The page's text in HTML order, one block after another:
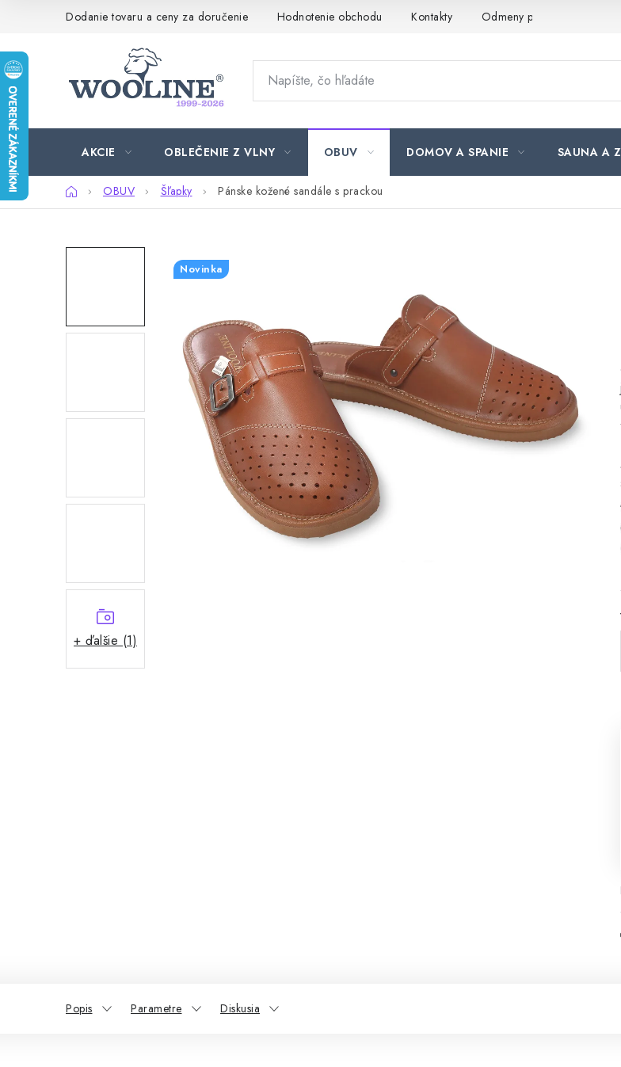
Dodanie tovaru a ceny za doručenie Hodnotenie obchodu Kontakty Odmeny pre našich
AKCIE OBLEČENIE Z VLNY OBUV DOMOV A SPANIE SAUNA A
DomovOBUV Šľapky Pánske kožené sandále s prackou
+ ďalšie (1)
Novinka
Popis Parametre Diskusia